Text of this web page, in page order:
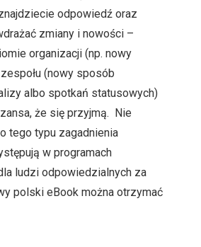
odpowiedź oraz
zmiany i nowości –
organizacji (np. nowy
(nowy sposób
albo spotkań statusowych)
że się przyjmą. Nie
tego typu zagadnienia
w programach
ludzi odpowiedzialnych za
polski eBook można otrzymać